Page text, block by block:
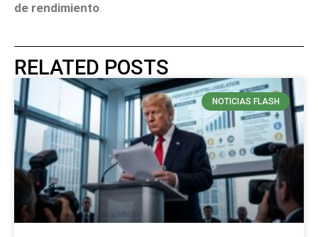
de rendimiento.
RELATED POSTS
NOTICIAS FLASH